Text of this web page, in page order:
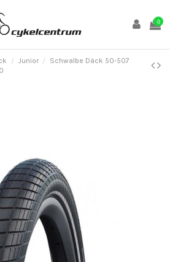
0
Junior
Schwalbe Däck 50-507